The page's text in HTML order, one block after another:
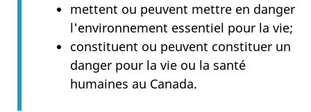
mettent ou peuvent mettre en danger
l'environnement essentiel pour la vie;
constituent ou peuvent constituer un
danger pour la vie ou la santé
humaines au Canada.